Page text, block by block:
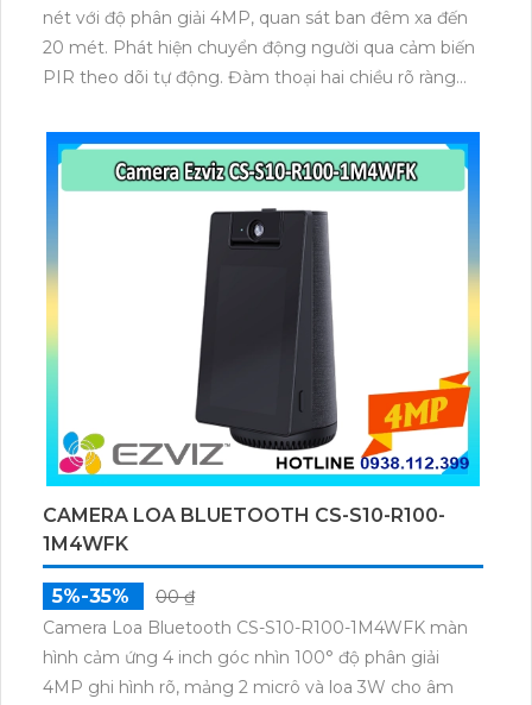
nét với độ phân giải 4MP, quan sát ban đêm xa đến
20 mét. Phát hiện chuyển động người qua cảm biến
PIR theo dõi tự động. Đàm thoại hai chiều rõ ràng
pin từ tấm năng lượng mặt trời hoạt động bền bỉ
ngoài trời.
CAMERA LOA BLUETOOTH CS-S10-R100-
1M4WFK
5%-35%
00 ₫
Camera Loa Bluetooth CS-S10-R100-1M4WFK màn
hình cảm ứng 4 inch góc nhìn 100° độ phân giải
4MP ghi hình rõ, mảng 2 micrô và loa 3W cho âm